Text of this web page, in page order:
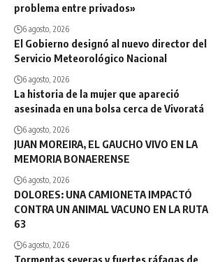
problema entre privados»
6 agosto, 2026
El Gobierno designó al nuevo director del
Servicio Meteorológico Nacional
6 agosto, 2026
La historia de la mujer que apareció
asesinada en una bolsa cerca de Vivoratá
6 agosto, 2026
JUAN MOREIRA, EL GAUCHO VIVO EN LA
MEMORIA BONAERENSE
6 agosto, 2026
DOLORES: UNA CAMIONETA IMPACTÓ
CONTRA UN ANIMAL VACUNO EN LA RUTA
63
6 agosto, 2026
Tormentas severas y fuertes ráfagas de